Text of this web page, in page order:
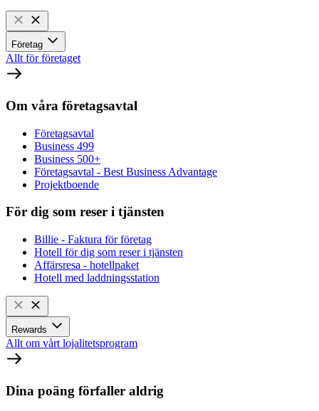
Företag
Allt för företaget
Om våra företagsavtal
Företagsavtal
Business 499
Business 500+
Företagsavtal - Best Business Advantage
Projektboende
För dig som reser i tjänsten
Billie - Faktura för företag
Hotell för dig som reser i tjänsten
Affärsresa - hotellpaket
Hotell med laddningsstation
Rewards
Allt om vårt lojalitetsprogram
Dina poäng förfaller aldrig